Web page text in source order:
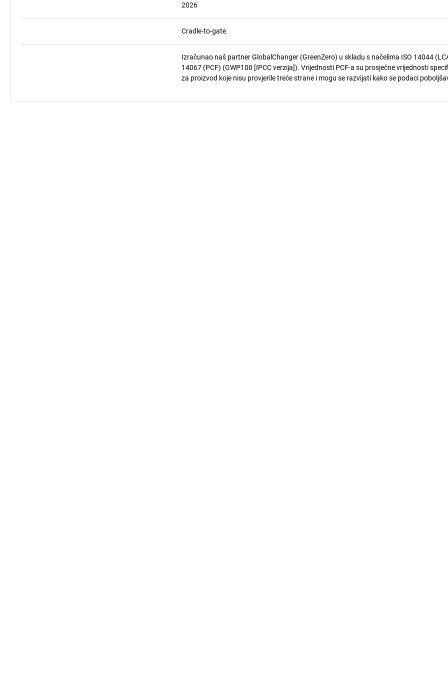
2026
Cradle-to-gate
Izračunao naš partner GlobalChanger (GreenZero) u skladu s načelima ISO 14044
14067 (PCF) (GWP100 [IPCC verzija]). Vrijednosti PCF-a su prosječne vrijednosti
za proizvod koje nisu provjerile treće strane i mogu se razvijati kako se podaci